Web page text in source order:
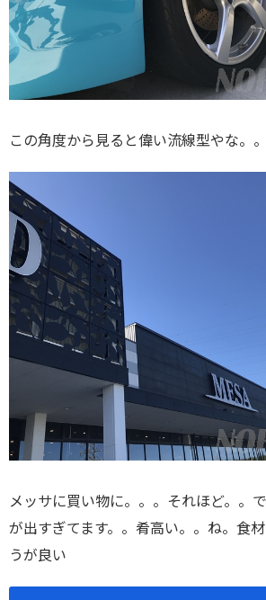
この角度から見ると偉い流線型やな。。
メッサに買い物に。。。それほど。。
が出すぎてます。。肴高い。。ね。食
うが良い